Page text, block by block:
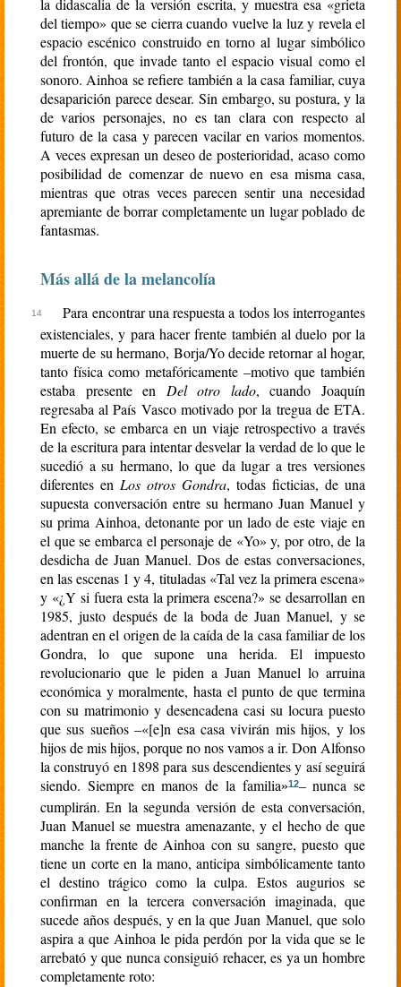
la didascalia de la versión escrita, y muestra esa «grieta
del tiempo» que se cierra cuando vuelve la luz y revela el
espacio escénico construido en torno al lugar simbólico
del frontón, que invade tanto el espacio visual como el
sonoro. Ainhoa se refiere también a la casa familiar, cuya
desaparición parece desear. Sin embargo, su postura, y la
de varios personajes, no es tan clara con respecto al
futuro de la casa y parecen vacilar en varios momentos.
A veces expresan un deseo de posterioridad, acaso como
posibilidad de comenzar de nuevo en esa misma casa,
mientras que otras veces parecen sentir una necesidad
apremiante de borrar completamente un lugar poblado de
fantasmas.
Más allá de la melancolía
Para encontrar una respuesta a todos los interrogantes
existenciales, y para hacer frente también al duelo por la
muerte de su hermano, Borja/Yo decide retornar al hogar,
tanto física como metafóricamente –motivo que también
estaba presente en Del otro lado, cuando Joaquín
regresaba al País Vasco motivado por la tregua de ETA.
En efecto, se embarca en un viaje retrospectivo a través
de la escritura para intentar desvelar la verdad de lo que le
sucedió a su hermano, lo que da lugar a tres versiones
diferentes en Los otros Gondra, todas ficticias, de una
supuesta conversación entre su hermano Juan Manuel y
su prima Ainhoa, detonante por un lado de este viaje en
el que se embarca el personaje de «Yo» y, por otro, de la
desdicha de Juan Manuel. Dos de estas conversaciones,
en las escenas 1 y 4, tituladas «Tal vez la primera escena»
y «¿Y si fuera esta la primera escena?» se desarrollan en
1985, justo después de la boda de Juan Manuel, y se
adentran en el origen de la caída de la casa familiar de los
Gondra, lo que supone una herida. El impuesto
revolucionario que le piden a Juan Manuel lo arruina
económica y moralmente, hasta el punto de que termina
con su matrimonio y desencadena casi su locura puesto
que sus sueños –«[e]n esa casa vivirán mis hijos, y los
hijos de mis hijos, porque no nos vamos a ir. Don Alfonso
la construyó en 1898 para sus descendientes y así seguirá
siendo. Siempre en manos de la familia»12– nunca se
cumplirán. En la segunda versión de esta conversación,
Juan Manuel se muestra amenazante, y el hecho de que
manche la frente de Ainhoa con su sangre, puesto que
tiene un corte en la mano, anticipa simbólicamente tanto
el destino trágico como la culpa. Estos augurios se
confirman en la tercera conversación imaginada, que
sucede años después, y en la que Juan Manuel, que solo
aspira a que Ainhoa le pida perdón por la vida que se le
arrebató y que nunca consiguió rehacer, es ya un hombre
completamente roto: